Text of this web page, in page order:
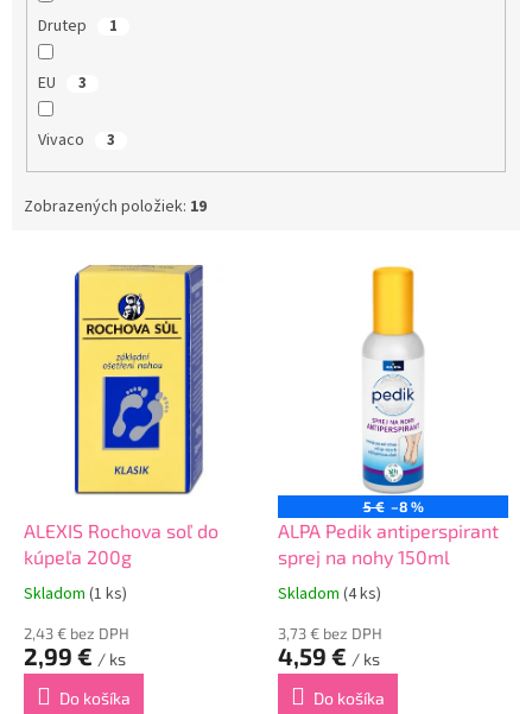
Drutep 1
EU 3
Vivaco 3
Zobrazených položiek: 19
ALEXIS Rochova soľ do
kúpeľa 200g
Skladom (1 ks)
2,43 € bez DPH
2,99 € / ks
Do košíka
5 € –8 %
ALPA Pedik antiperspirant
sprej na nohy 150ml
Skladom (4 ks)
3,73 € bez DPH
4,59 € / ks
Do košíka